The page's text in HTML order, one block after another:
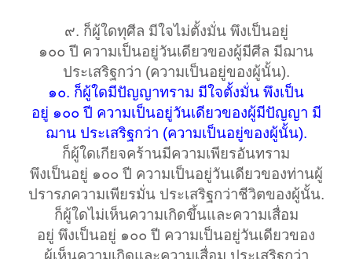
๙. ก็ผู้ใดทุศีล มีใจไม่ตั้งมั่น พึงเป็นอยู่
๑๐๐ ปี ความเป็นอยู่วันเดียวของผู้มีศีล มีฌาน
ประเสริฐกว่า (ความเป็นอยู่ของผู้นั้น).
๑๐. ก็ผู้ใดมีปัญญาทราม มีใจตั้งมั่น พึงเป็น
อยู่ ๑๐๐ ปี ความเป็นอยู่วันเดียวของผู้มีปัญญา มี
ฌาน ประเสริฐกว่า (ความเป็นอยู่ของผู้นั้น).
ก็ผู้ใดเกียจคร้านมีความเพียรอันทราม
พึงเป็นอยู่ ๑๐๐ ปี ความเป็นอยู่วันเดียวของท่านผู้
ปรารภความเพียรมั่น ประเสริฐกว่าชีวิตของผู้นั้น.
ก็ผู้ใดไม่เห็นความเกิดขึ้นและความเสื่อม
อยู่ พึงเป็นอยู่ ๑๐๐ ปี ความเป็นอยู่วันเดียวของ